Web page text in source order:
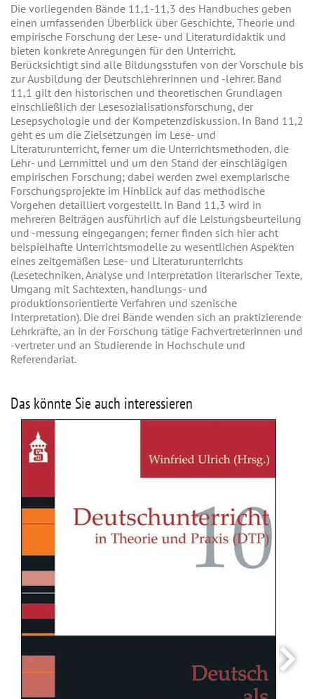
Die vorliegenden Bände 11,1-11,3 des Handbuches geben
einen umfassenden Überblick über Geschichte, Theorie und
empirische Forschung der Lese- und Literaturdidaktik und
bieten konkrete Anregungen für den Unterricht.
Berücksichtigt sind alle Bildungsstufen von der Vorschule bis
zur Ausbildung der Deutschlehrerinnen und -lehrer. Band
11,1 gilt den historischen und theoretischen Grundlagen
einschließlich der Lesesozialisationsforschung, der
Lesepsychologie und der Kompetenzdiskussion. In Band 11,2
geht es um die Zielsetzungen im Lese- und
Literaturunterricht, ferner um die Unterrichtsmethoden, die
Lehr- und Lernmittel und um den Stand der einschlägigen
empirischen Forschung; dabei werden zwei exemplarische
Forschungsprojekte im Hinblick auf das methodische
Vorgehen detailliert vorgestellt. In Band 11,3 wird in
mehreren Beiträgen ausführlich auf die Leistungsbeurteilung
und -messung eingegangen; ferner finden sich hier acht
beispielhafte Unterrichtsmodelle zu wesentlichen Aspekten
eines zeitgemäßen Lese- und Literaturunterrichts
(Lesetechniken, Analyse und Interpretation literarischer Texte,
Umgang mit Sachtexten, handlungs- und
produktionsorientierte Verfahren und szenische
Interpretation). Die drei Bände wenden sich an praktizierende
Lehrkräfte, an in der Forschung tätige Fachvertreterinnen und
-vertreter und an Studierende in Hochschule und
Referendariat.
Das könnte Sie auch interessieren